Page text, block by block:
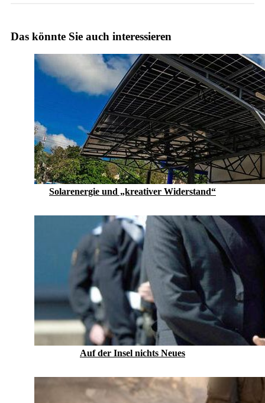
Das könnte Sie auch interessieren
Solarenergie und „kreativer Widerstand“
Auf der Insel nichts Neues